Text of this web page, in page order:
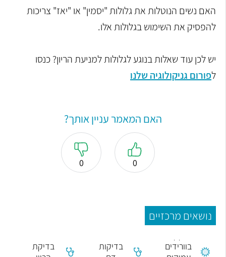
האם נשים הנוטלות את גלולות "יסמין" או "יאז" צריכות
להפסיק את השימוש בגלולות אלו.
יש לכן עוד שאלות בנוגע לגלולות למניעת הריון? כנסו
לפורום גניקולוגיה שלנו
האם המאמר עניין אותך?
0
0
נושאים מרכזיים
בוורידים
בדיקות
בדיקת